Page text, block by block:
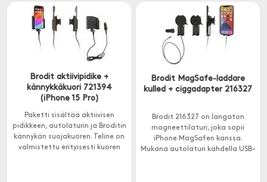
Brodit aktiivipidike +
kännykkäkuori 721394
(iPhone 15 Pro)
Paketti sisältää aktiivisen
pidikkeen, autolaturin ja Broditin
kännykän suojakuoren. Teline on
valmistettu erityisesti kuoren
Brodit MagSafe-laddare
kulled + ciggadapter 216327
Brodit 216327 on langaton
magneettilaturi, joka sopii
iPhone MagSafen kanssa.
Mukana autolaturi kahdella USB-